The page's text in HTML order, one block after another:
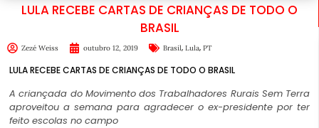
LULA RECEBE CARTAS DE CRIANÇAS DE TODO O
BRASIL
Zezé Weiss outubro 12, 2019 Brasil, Lula, PT
LULA RECEBE CARTAS DE CRIANÇAS DE TODO O BRASIL
A criançada do Movimento dos Trabalhadores Rurais Sem Terra
aproveitou a semana para agradecer o ex-presidente por ter
feito escolas no campo